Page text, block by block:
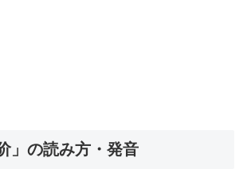
」の読み方・発音